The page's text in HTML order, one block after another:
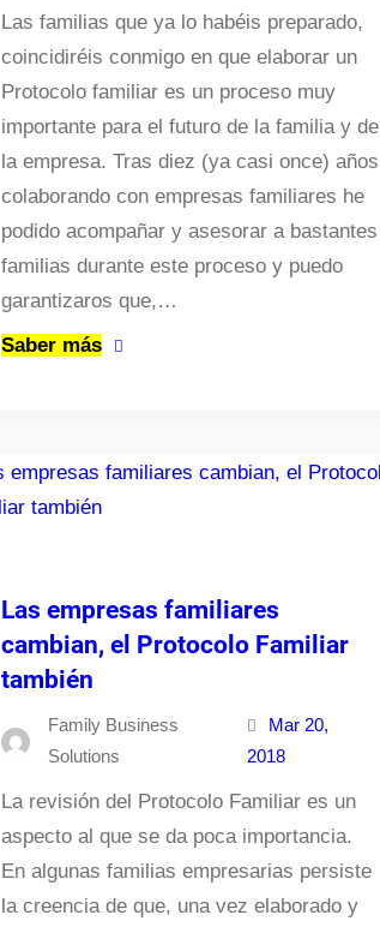
Las familias que ya lo habéis preparado,
coincidiréis conmigo en que elaborar un
Protocolo familiar es un proceso muy
importante para el futuro de la familia y de
la empresa. Tras diez (ya casi once) años
colaborando con empresas familiares he
podido acompañar y asesorar a bastantes
familias durante este proceso y puedo
garantizaros que,…
Saber más
Las empresas familiares
cambian, el Protocolo Familiar
también
Family Business
Solutions
Mar 20,
2018
La revisión del Protocolo Familiar es un
aspecto al que se da poca importancia.
En algunas familias empresarias persiste
la creencia de que, una vez elaborado y